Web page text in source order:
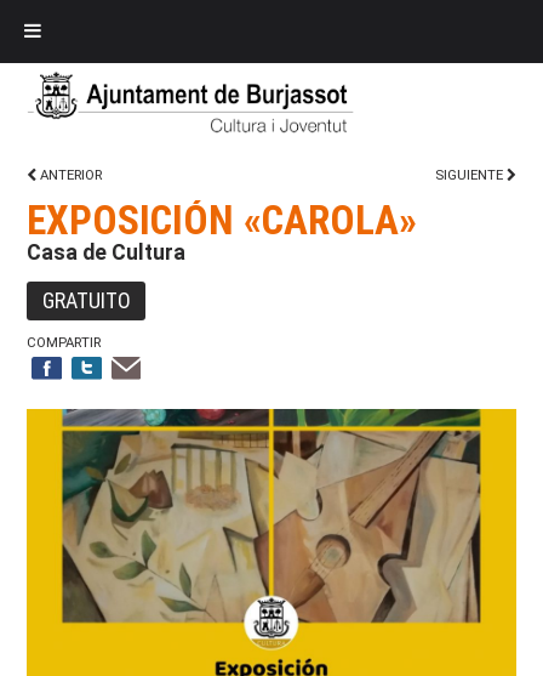
ANTERIOR SIGUIENTE
EXPOSICIÓN «CAROLA»
Casa de Cultura
GRATUITO
COMPARTIR